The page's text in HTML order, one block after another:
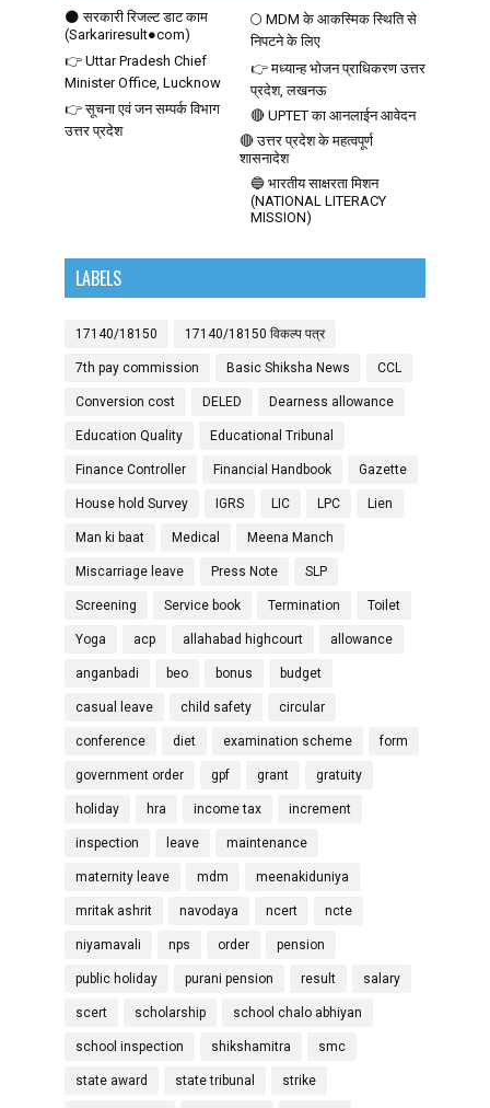
🌑 सरकारी रिजल्ट डाट काम
(Sarkariresult●com)
🌕 MDM के आकस्मिक स्थिति से
निपटने के लिए
👉 Uttar Pradesh Chief
Minister Office, Lucknow
👉 मध्यान्ह भोजन प्राधिकरण उत्तर
प्रदेश, लखनऊ
👉 सूचना एवं जन सम्पर्क विभाग
उत्तर प्रदेश
🔴 UPTET का आनलाईन आवेदन
🔴 उत्तर प्रदेश के महत्वपूर्ण
शासनादेश
🔵 भारतीय साक्षरता मिशन
(NATIONAL LITERACY
MISSION)
LABELS
17140/18150 17140/18150 विकल्प पत्र
7th pay commission Basic Shiksha News CCL
Conversion cost DELED Dearness allowance
Education Quality Educational Tribunal
Finance Controller Financial Handbook Gazette
House hold Survey IGRS LIC LPC Lien
Man ki baat Medical Meena Manch
Miscarriage leave Press Note SLP
Screening Service book Termination Toilet
Yoga acp allahabad highcourt allowance
anganbadi beo bonus budget
casual leave child safety circular
conference diet examination scheme form
government order gpf grant gratuity
holiday hra income tax increment
inspection leave maintenance
maternity leave mdm meenakiduniya
mritak ashrit navodaya ncert ncte
niyamavali nps order pension
public holiday purani pension result salary
scert scholarship school chalo abhiyan
school inspection shikshamitra smc
state award state tribunal strike